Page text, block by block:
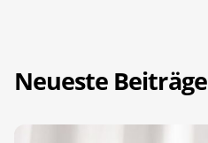
Neueste Beiträge